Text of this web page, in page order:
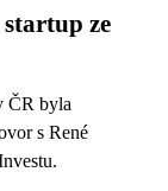
ze
ČR byla
s René